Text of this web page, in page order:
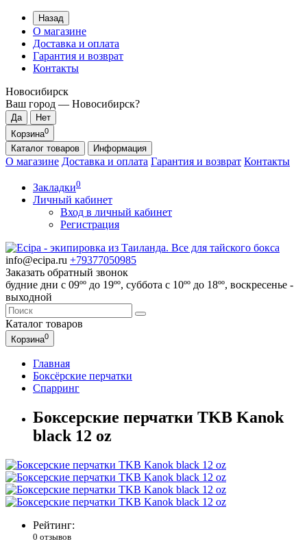
Назад
О магазине
Доставка и оплата
Гарантия и возврат
Контакты
Новосибирск
Ваш город — Новосибирск?
Корзина0
Каталог товаров Информация
О магазине Доставка и оплата Гарантия и возврат Контакты
Закладки0
Личный кабинет
Вход в личный кабинет
Регистрация
info@ecipa.ru +79377050985
Заказать обратный звонок
будние дни с 09ºº до 19ºº, суббота с 10ºº до 18ºº, воскресенье -
выходной
Каталог товаров
Корзина0
Главная
Боксёрские перчатки
Спарринг
Боксерские перчатки TKB Kanok
black 12 oz
Рейтинг:
0 отзывов